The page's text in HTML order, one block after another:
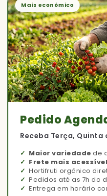
Mais econômico
Pedido
Receba Terça, Quinta
Maior variedade de
Frete mais acessível
Hortifruti orgânico
Pedidos até as 7h do
Entrega em horário